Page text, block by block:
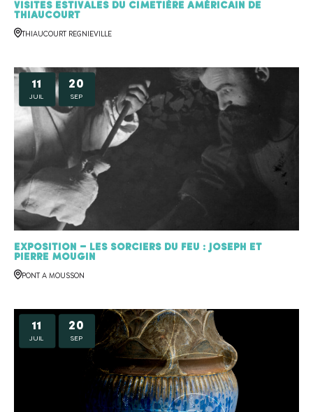
Visites estivales du cimetière américain de
Thiaucourt
THIAUCOURT REGNIEVILLE
11
JUIL
20
SEP
Exposition – Les sorciers du feu : Joseph et
Pierre MOUGIN
PONT A MOUSSON
11
JUIL
20
SEP